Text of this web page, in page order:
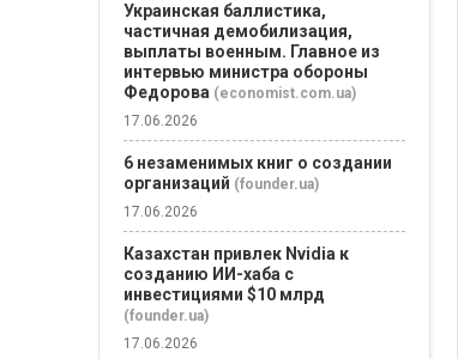
Украинская баллистика,
частичная демобилизация,
выплаты военным. Главное из
интервью министра обороны
Федорова (economist.com.ua)
17.06.2026
6 незаменимых книг о создании
организаций (founder.ua)
17.06.2026
Казахстан привлек Nvidia к
созданию ИИ-хаба с
инвестициями $10 млрд
(founder.ua)
17.06.2026